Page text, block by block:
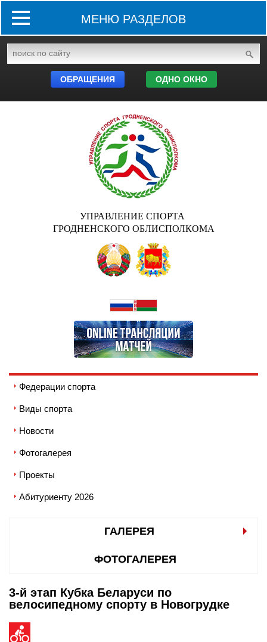
МЕНЮ РАЗДЕЛОВ
ОБРАЩЕНИЯ ОДНО ОКНО
УПРАВЛЕНИЕ СПОРТА
ГРОДНЕНСКОГО ОБЛИСПОЛКОМА
Федерации спорта
Виды спорта
Новости
Фотогалерея
Проекты
Абитуриенту 2026
ГАЛЕРЕЯ
ФОТОГАЛЕРЕЯ
3-й этап Кубка Беларуси по
велосипедному спорту в Новогрудке